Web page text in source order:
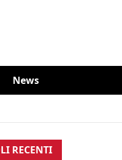
News
RECENTI